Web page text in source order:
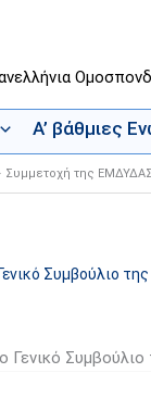
Α’ βάθμιες
Συμμετοχή της
Συμβούλιο
Γενικό